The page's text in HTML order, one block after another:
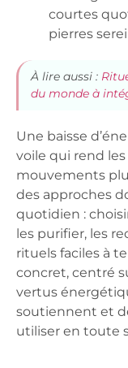
courtes
pierres
À lire aussi :
du monde à
Une baisse
voile qui rend
mouvements
des approches
quotidien :
les purifier, les
rituels faciles à
concret, centré
vertus
soutiennent et
utiliser en toute